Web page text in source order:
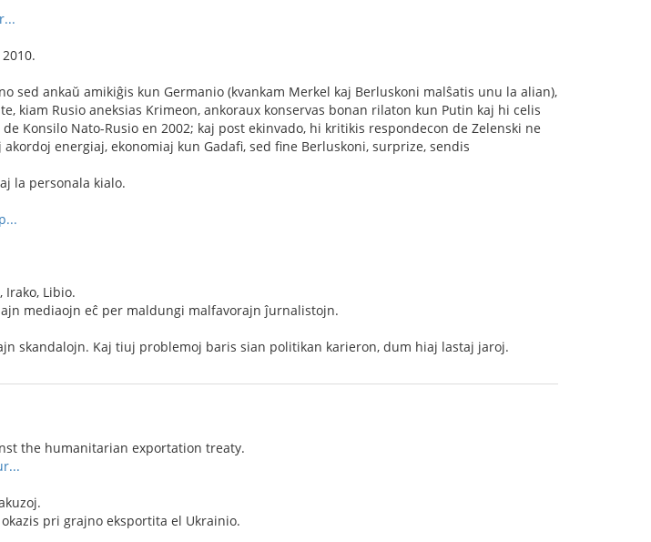
sed ankaŭ amikiĝis kun Germanio (kvankam Merkel kaj Berluskoni malŝatis unu la alian),
kiam Rusio aneksias Krimeon, ankoraux konservas bonan rilaton kun Putin kaj hi celis
Konsilo Nato-Rusio en 2002; kaj post ekinvado, hi kritikis respondecon de Zelenski ne
energiaj, ekonomiaj kun Gadafi, sed fine Berluskoni, surprize, sendis
la personala kialo.
Irako, Libio.
mediaojn eĉ per maldungi malfavorajn ĵurnalistojn.
skandalojn. Kaj tiuj problemoj baris sian politikan karieron, dum hiaj lastaj jaroj.
the humanitarian exportation treaty.
pri grajno eksportita el Ukrainio.